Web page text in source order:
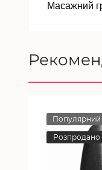
Масажний
Популярний
Розпродано